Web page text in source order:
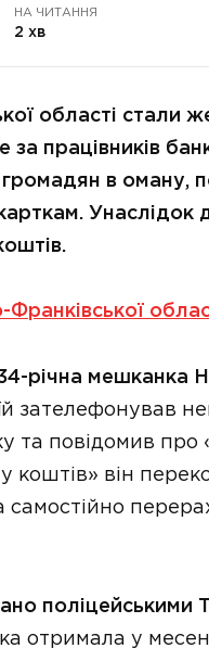
НА ЧИТАННЯ
2 хв
області стали
працівників
в оману,
Унаслідок
Франківської
річна мешканка
зателефонував
повідомив про
коштів» він
самостійно
поліцейськими
отримала у